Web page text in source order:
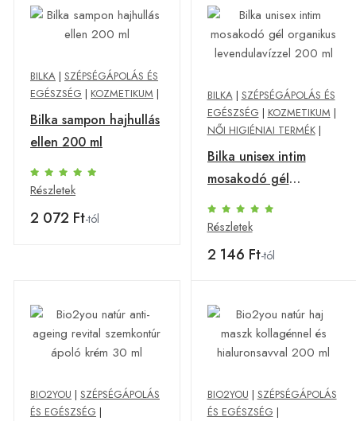
BILKA | SZÉPSÉGÁPOLÁS ÉS
EGÉSZSÉG | KOZMETIKUM |
Bilka sampon hajhullás
ellen 200 ml
Részletek
2 072 Ft-tól
BILKA| SZÉPSÉGÁPOLÁS ÉS
EGÉSZSÉG | KOZMETIKUM |
NŐI HIGIÉNIAI TERMÉK|
Bilka unisex intim
mosakodó gél
organikus
levendulavízzel 200
ml
Részletek
2 146 Ft-tól
BIO2YOU | SZÉPSÉGÁPOLÁS
ÉS EGÉSZSÉG |
BIO2YOU | SZÉPSÉGÁPOLÁS
ÉS EGÉSZSÉG |